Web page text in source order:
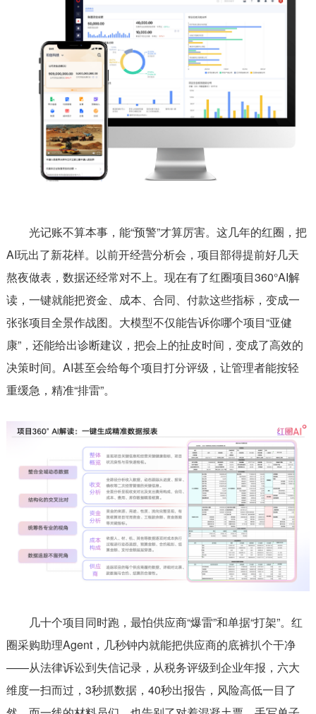
光记账不算本事，能“预警”才算厉害。这几年的红圈，把
AI玩出了新花样。以前开经营分析会，项目部得提前好几天
熬夜做表，数据还经常对不上。现在有了红圈项目360°AI解
读，一键就能把资金、成本、合同、付款这些指标，变成一
张张项目全景作战图。大模型不仅能告诉你哪个项目“亚健
康”，还能给出诊断建议，把会上的扯皮时间，变成了高效的
决策时间。AI甚至会给每个项目打分评级，让管理者能按轻
重缓急，精准“排雷”。
几十个项目同时跑，最怕供应商“爆雷”和单据“打架”。红
圈采购助理Agent，几秒钟内就能把供应商的底裤扒个干净
——从法律诉讼到失信记录，从税务评级到企业年报，六大
维度一扫而过，3秒抓数据，40秒出报告，风险高低一目了